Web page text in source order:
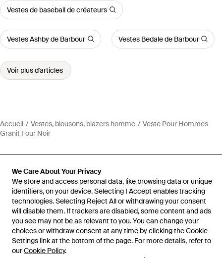
We Care About Your Privacy
We store and access personal data, like browsing data or unique
identifiers, on your device. Selecting I Accept enables tracking
technologies. Selecting Reject All or withdrawing your consent
will disable them. If trackers are disabled, some content and ads
you see may not be as relevant to you. You can change your
choices or withdraw consent at any time by clicking the Cookie
Settings link at the bottom of the page. For more details, refer to
ourCookie Policy.
Vestes de baseball de créateurs
Vestes Ashby de Barbour Vestes Bedale de Barbour
Voir plus d'articles
Accueil Vestes, blousons, blazers homme
Veste Pour Hommes
Granit Four Noir
Aide et infos